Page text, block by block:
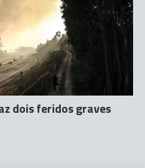
dois feridos graves